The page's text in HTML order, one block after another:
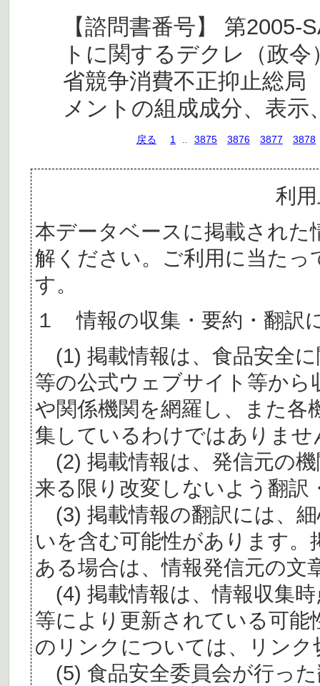
【諮問書番号】 第
トに関するデクレ（政
省競争消費不正抑止総局
メントの組成成分、表示
戻る 1 3875 3876 3877 3878
利
本データベースに掲載された
解ください。ご利用に当た
す。
１ 情報の収集・要約・翻訳
(1) 掲載情報は、食品安全
等の公式ウェブサイト等か
や関係機関を網羅し、また各
集しているわけではありませ
(2) 掲載情報は、発信元の
来る限り改変しないよう翻訳
(3) 掲載情報の翻訳には、
いを含む可能性があります。
ある場合は、情報発信元の文
(4) 掲載情報は、情報収集
等により更新されている可
のリンクについては、リン
(5) 食品安全委員会が行っ